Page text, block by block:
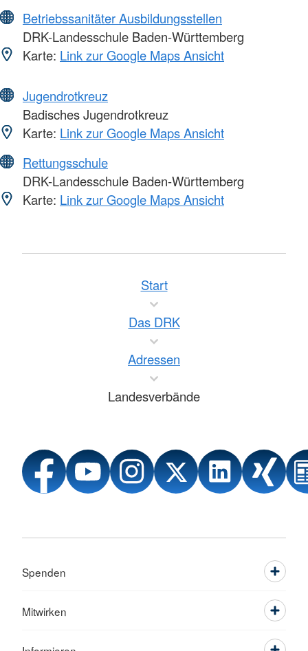
Betriebssanitäter Ausbildungsstellen
DRK-Landesschule Baden-Württemberg
Karte: Link zur Google Maps Ansicht
Jugendrotkreuz
Badisches Jugendrotkreuz
Karte: Link zur Google Maps Ansicht
Rettungsschule
DRK-Landesschule Baden-Württemberg
Karte: Link zur Google Maps Ansicht
Start
Das DRK
Adressen
Landesverbände
Spenden
Mitwirken